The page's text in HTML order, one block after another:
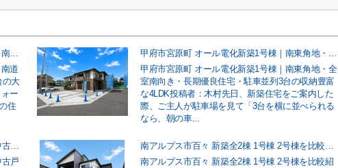
甲府市上今井町 内外装リフォーム中古戸建｜南道路・敷地約106坪・5LDK・LDK22帖・駐車4台の大型ファミリー住宅
道
の大
ー
住
甲府市宮原町 オール電化新築1号棟｜南東角地・全室南向き・長期優良住宅・駐車並列3台の収納豊富な4LDK
甲府市宮原町 オール電化新築1号棟｜南東角地・全
室南向き・長期優良住宅・駐車並列3台の収納豊富
な4LDK投稿者：木村先日、新築住宅をご案内した
際、ご主人が駐車場を見て「3台を横に並べられる
なら、朝の車...
中央市中楯 セキスイハイム施工の2018年築中古戸建｜太陽光パネル付きオール電化・5LDK＋納戸・駐車3台のファミリー向け住宅
戸
南アルプス市百々 新築全2棟 1号棟 2号棟を比較紹介｜南道路 オール電化 長期優良住宅 4LDK 駐車並列3台の子育て世代向け新築戸建
南アルプス市百々 新築全2棟 1号棟 2号棟を比較紹